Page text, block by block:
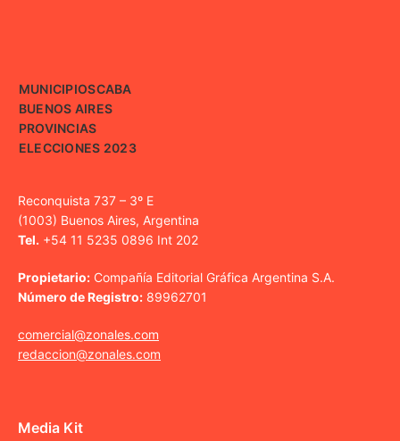
MUNICIPIOSCABA
BUENOS AIRES
PROVINCIAS
ELECCIONES 2023
Reconquista 737 – 3º E
(1003) Buenos Aires, Argentina
Tel. +54 11 5235 0896 Int 202
Propietario: Compañía Editorial Gráfica Argentina S.A.
Número de Registro: 89962701
comercial@zonales.com
redaccion@zonales.com
Media Kit